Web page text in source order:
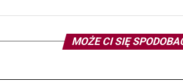
MOŻE CI SIĘ